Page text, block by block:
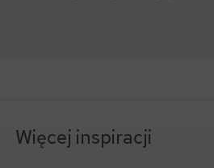
Więcej inspiracji